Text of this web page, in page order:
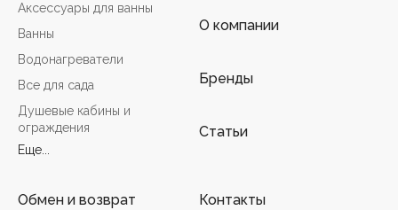
Аксессуары для ванны
Ванны
Водонагреватели
Все для сада
Душевые кабины и
ограждения
Еще...
О компании
Бренды
Статьи
Обмен и возврат
Контакты